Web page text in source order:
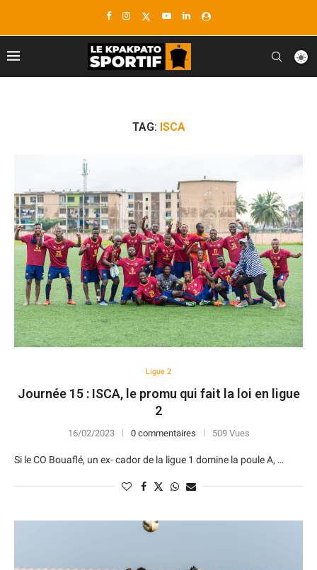
TAG: ISCA
Ligue 2
Journée 15 : ISCA, le promu qui fait la loi en ligue
2
16/02/2023 0 commentaires 509 Vues
Si le CO Bouaflé, un ex- cador de la ligue 1 domine la poule A, …